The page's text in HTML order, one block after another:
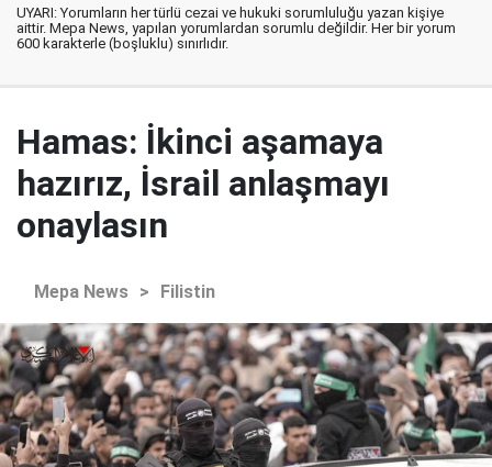
UYARI: Yorumların her türlü cezai ve hukuki sorumluluğu yazan kişiye
aittir. Mepa News, yapılan yorumlardan sorumlu değildir. Her bir yorum
600 karakterle (boşluklu) sınırlıdır.
Hamas: İkinci aşamaya
hazırız, İsrail anlaşmayı
onaylasın
Mepa News > Filistin